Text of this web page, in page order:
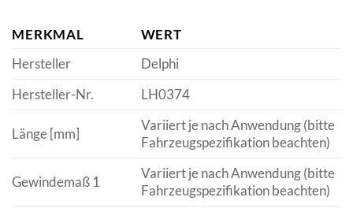
MERKMAL
WERT
Hersteller
Delphi
Hersteller-Nr.
LH0374
Länge [mm]
Variiert je nach Anwendung (bitte
Fahrzeugspezifikation beachten)
Gewindemaß 1
Variiert je nach Anwendung (bitte
Fahrzeugspezifikation beachten)